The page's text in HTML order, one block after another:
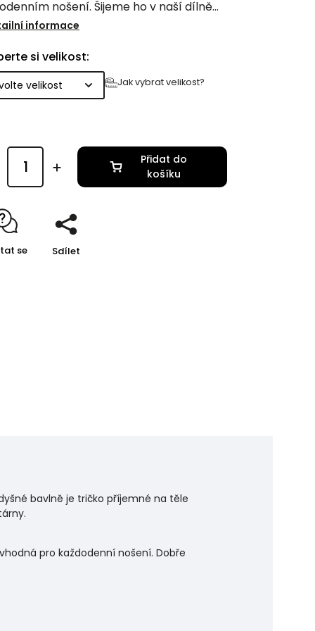
nošení. Šijeme ho v naší dílně
z kvalitního materiálu z
informace
si velikost:
Jak vybrat velikost?
Přidat do
košíku
se Sdílet
bavlně je tričko příjemné na těle
pro každodenní nošení. Dobře